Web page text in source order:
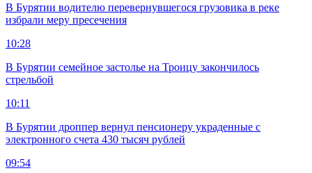
В Бурятии водителю перевернувшегося грузовика в реке
избрали меру пресечения
10:28
В Бурятии семейное застолье на Троицу закончилось
стрельбой
10:11
В Бурятии дроппер вернул пенсионеру украденные с
электронного счета 430 тысяч рублей
09:54